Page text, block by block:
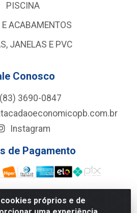
próprios e de
PISCINA
E ACABAMENTOS
JANELAS E PVC
Conosco
(83) 3690-0847
Instagram
de Pagamento